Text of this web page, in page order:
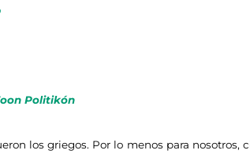
Politikón
griegos. Por lo menos para nosotros,